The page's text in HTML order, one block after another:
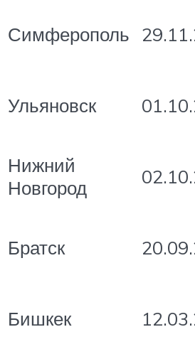
Симферополь
Ульяновск
Нижний
Новгород
Братск
Бишкек